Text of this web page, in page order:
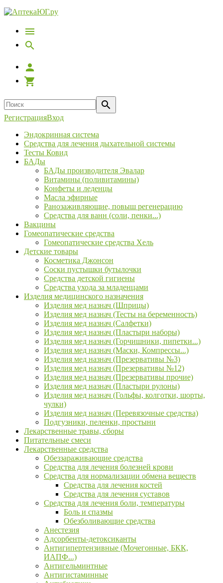
РегистрацияВход
Эндокринная система
Средства для лечения дыхательной системы
Тесты Ковид
БАДы
БАДы производителя Эвалар
Витамины (поливитамины)
Конфеты и леденцы
Масла эфирные
Ранозаживляющие, повыш регенерацию
Средства для ванн (соли, пенки...)
Вакцины
Гомеопатические средства
Гомеопатические средства Хель
Детские товары
Косметика Джонсон
Соски пустышки бутылочки
Средства детской гигиены
Средства ухода за младенцами
Изделия медицинского назначения
Изделия мед назнач (Шприцы)
Изделия мед назнач (Тесты на беременность)
Изделия мед назнач (Салфетки)
Изделия мед назнач (Пластыри наборы)
Изделия мед назнач (Горчишники, пипетки...)
Изделия мед назнач (Маски, Компрессы...)
Изделия мед назнач (Презервативы №3)
Изделия мед назнач (Презервативы №12)
Изделия мед назнач (Презервативы прочие)
Изделия мед назнач (Пластыри рулоны)
Изделия мед назнач (Гольфы, колготки, шорты,
чулки)
Изделия мед назнач (Перевязочные средства)
Подгузники, пеленки, простыни
Лекарственные травы, сборы
Питательные смеси
Лекарственные средства
Обеззараживающие средства
Средства для лечения болезней крови
Средства для нормализации обмена веществ
Средства для лечения костей
Средства для лечения суставов
Средства для лечения боли, температуры
Боль и спазмы
Обезболивающие средства
Анестезия
Адсорбенты-детоксиканты
Антигипертензивные (Мочегонные, БКК,
ИАПФ...)
Антигельминтные
Антигистаминные